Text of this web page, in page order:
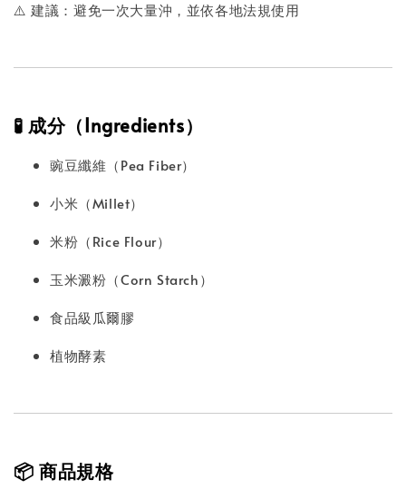
⚠️ 建議：避免一次大量沖，並依各地法規使用
🧪 成分（Ingredients）
豌豆纖維（Pea Fiber）
小米（Millet）
米粉（Rice Flour）
玉米澱粉（Corn Starch）
食品級瓜爾膠
植物酵素
📦 商品規格